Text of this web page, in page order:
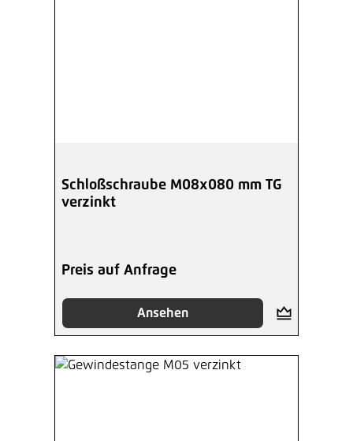
Schloßschraube M08x080 mm TG
verzinkt
Preis auf Anfrage
Ansehen